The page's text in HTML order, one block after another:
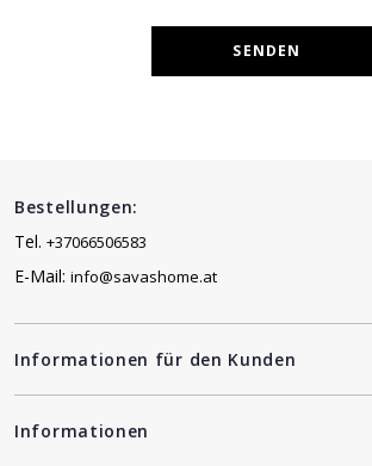
SENDEN
Bestellungen:
Tel. +37066506583
E-Mail: info@savashome.at
Informationen für den Kunden
Informationen